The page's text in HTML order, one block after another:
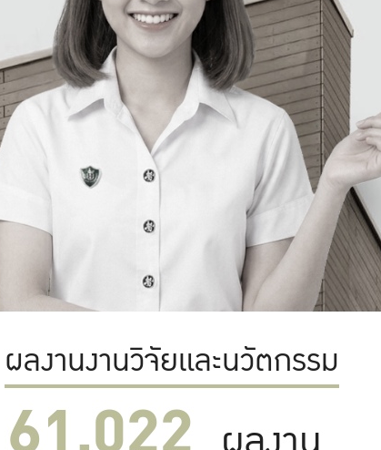
ผลงานงานวิจัยและนวัตกรรม